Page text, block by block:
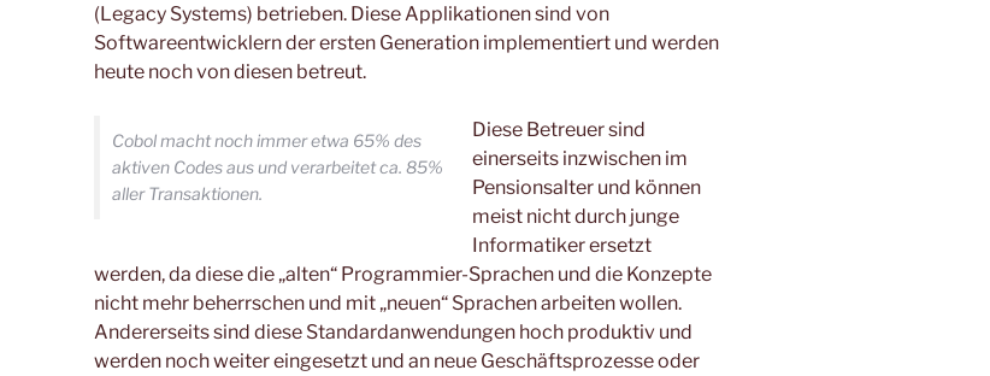
(Legacy Systems) betrieben. Diese Applikationen sind von
Softwareentwicklern der ersten Generation implementiert und werden
heute noch von diesen betreut.
Cobol macht noch immer etwa 65% des
aktiven Codes aus und verarbeitet ca. 85%
aller Transaktionen.
Diese Betreuer sind
einerseits inzwischen im
Pensionsalter und können
meist nicht durch junge
Informatiker ersetzt
werden, da diese die „alten“ Programmier-Sprachen und die Konzepte
nicht mehr beherrschen und mit „neuen“ Sprachen arbeiten wollen.
Andererseits sind diese Standardanwendungen hoch produktiv und
werden noch weiter eingesetzt und an neue Geschäftsprozesse oder